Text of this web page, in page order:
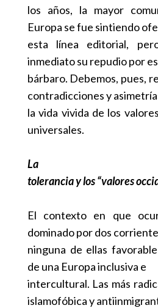
los años, la mayor
Europa se fue sintiendo
esta línea editorial,
inmediato su repudio por
bárbaro. Debemos, pues,
contradicciones y
la vida vivida de los
universales.
La
tolerancia y los “valores
El contexto en que
dominado por dos
ninguna de ellas
de una Europa inclusiva e
intercultural. Las más
islamofóbica y